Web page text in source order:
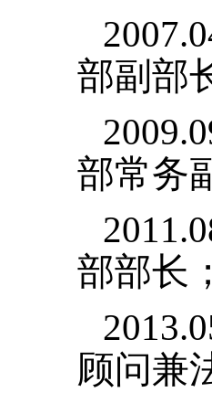
部副部
部常务
部部长
顾问兼